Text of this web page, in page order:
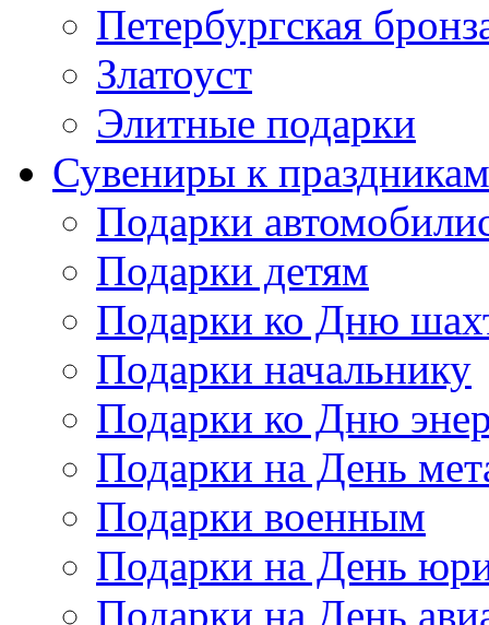
Петербургская
Златоуст
Элитные подарки
Сувениры к праздникам
Подарки
Подарки детям
Подарки ко Дню
Подарки начальнику
Подарки ко Дню
Подарки на День
Подарки военным
Подарки на День
Подарки на День